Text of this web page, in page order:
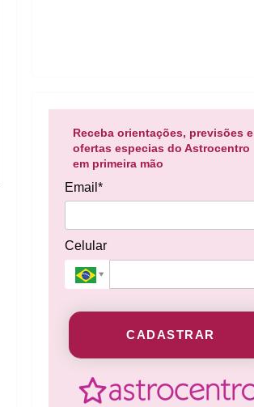
Receba orientações, previsões e
ofertas especias do Astrocentro
em primeira mão
Email*
Celular
CADASTRAR